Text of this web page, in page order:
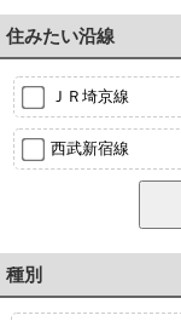
住みたい沿線
ＪＲ埼京線
西武新宿線
種別